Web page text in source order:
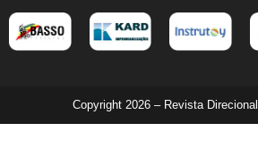
Copyright 2026 – Revista